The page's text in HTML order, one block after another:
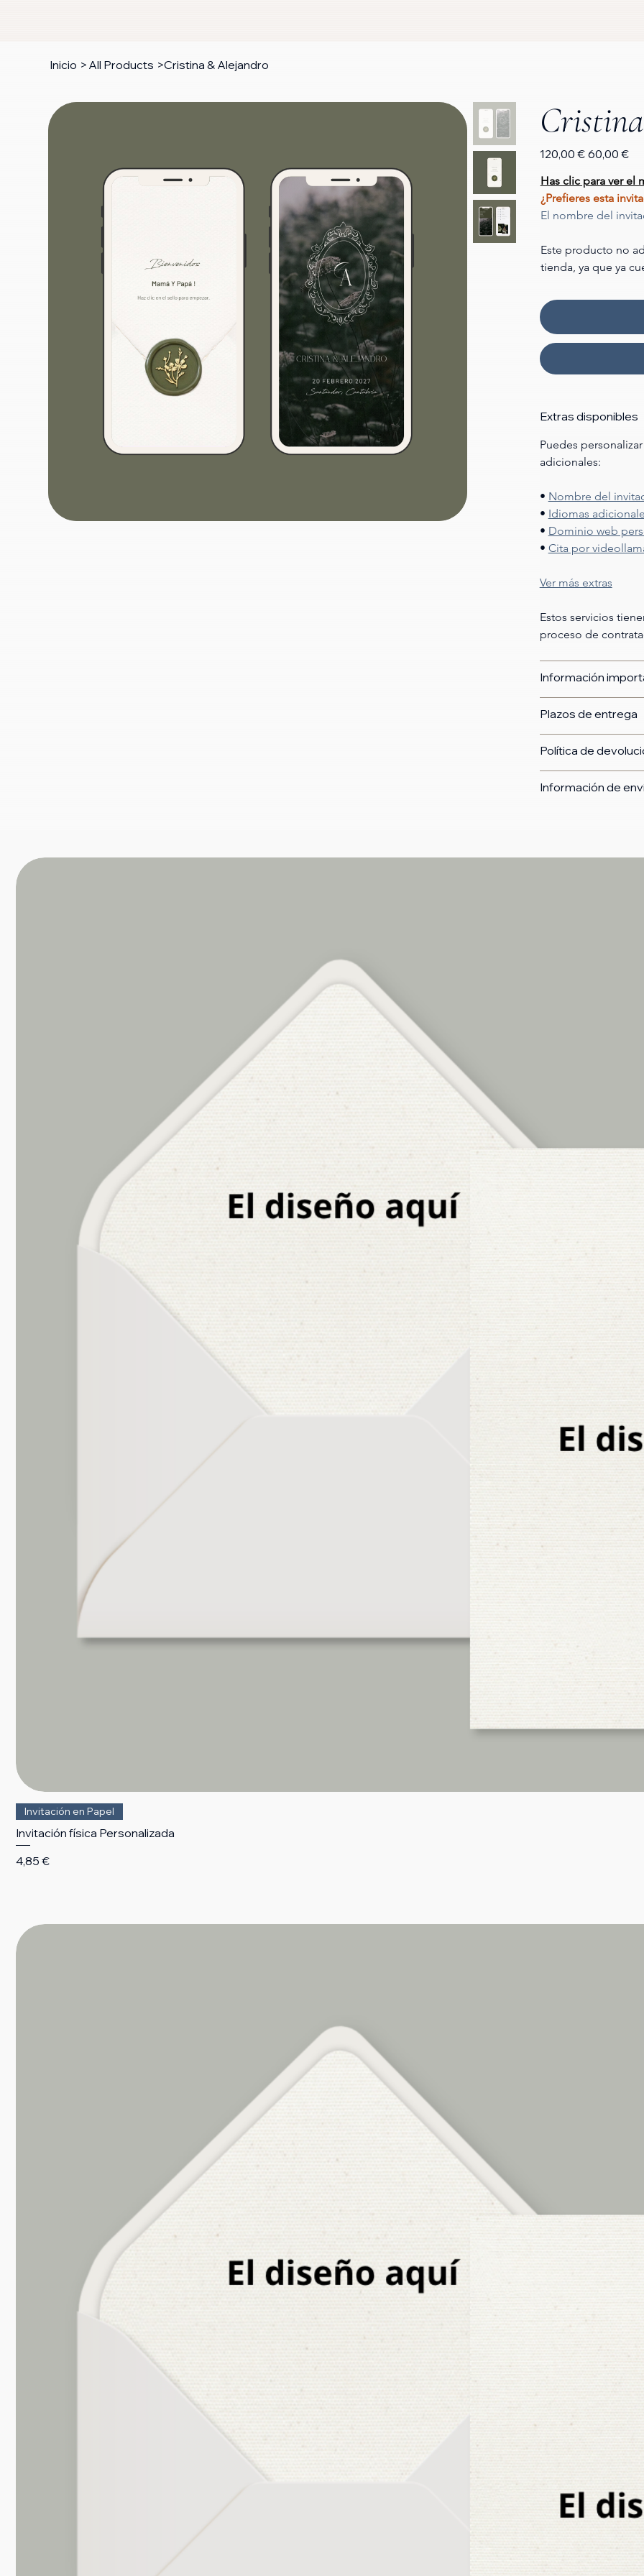
Inicio > All Products >Cristina & Alejandro
Precio
original
120,00 € Precio
de
60,00 €
Has clic para ver el
¿Prefieres esta
El nombre del
Este producto no
tienda, ya que ya
Extras disponibles
Puedes
adicionales:
• Nombre del
• Idiomas
• Dominio web
• Cita por
Ver más extras
Estos servicios
proceso de
Información
Plazos de entrega
Política de
Información de
Invitación en Papel
Invitación física Personalizada
Precio
4,85 €